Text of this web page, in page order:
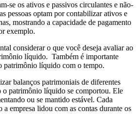
se os ativos e passivos circulantes e não-
pessoas optam por contabilizar ativos e
mostrando a capacidade de pagamento
exemplo.
considerar o que você deseja avaliar ao
líquido. Também é importante
patrimônio líquido com o tempo.
balanços patrimoniais de diferentes
o patrimônio líquido se comportou. Ele
ou se mantido estável. Cada
a empresa lidou com as contas durante os